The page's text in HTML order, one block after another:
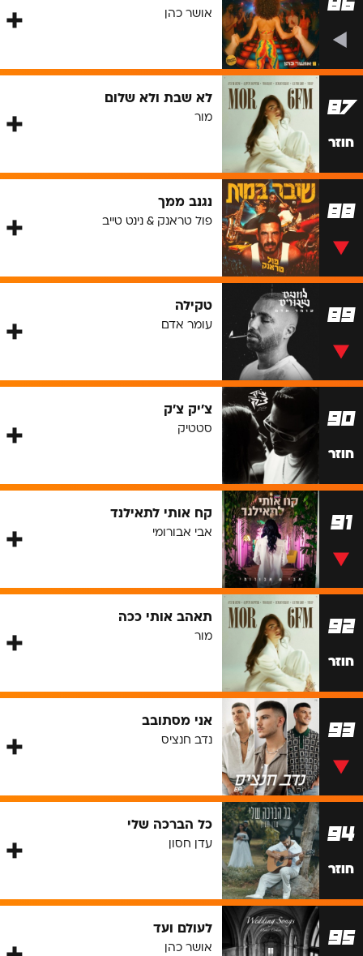
אושר כהן
87
חוזר
לא שבת ולא שלום
מור
88 נגנב ממך
פול טראנק & נינט טייב
89 טקילה
עומר אדם
90
חוזר
צ'יק צ'ק
סטטיק
91 קח אותי לתאילנד
אבי אבורומי
92
חוזר
תאהב אותי ככה
מור
93 אני מסתובב
נדב חנציס
94
חוזר
כל הברכה שלי
עדן חסון
95 לעולם ועד
אושר כהן